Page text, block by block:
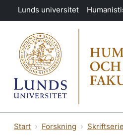
Hoppa till huvudinnehåll
Lunds universitet
Start Forskning